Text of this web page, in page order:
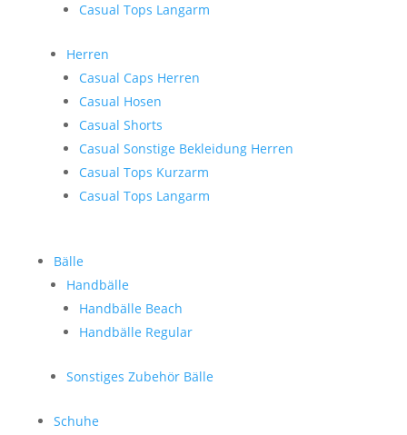
Casual Tops Langarm
Herren
Casual Caps Herren
Casual Hosen
Casual Shorts
Casual Sonstige Bekleidung Herren
Casual Tops Kurzarm
Casual Tops Langarm
Bälle
Handbälle
Handbälle Beach
Handbälle Regular
Sonstiges Zubehör Bälle
Schuhe